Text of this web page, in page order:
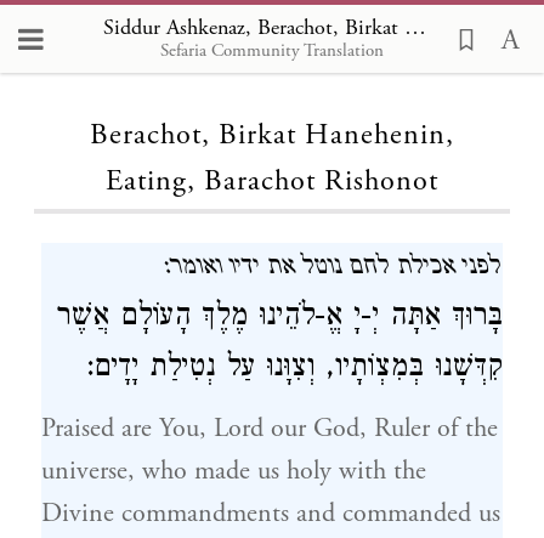
Siddur Ashkenaz, Berachot, Birkat Hanehenin, Eating, Barachot Rishonot 1-7
Sefaria Community Translation
Loading...
Berachot, Birkat Hanehenin,
Eating, Barachot Rishonot
לפני אכילת לחם נוטל את ידיו ואומר:
בָּרוּךְ אַתָּה יְ‑יָ אֱ‑לֹהֵינוּ מֶלֶךְ הָעוֹלָם אֲשֶׁר
קִדְּשָׁנוּ בְּמִצְוֹתָיו, וְצִוָּנוּ עַל נְטִילַת יָדָים:
Praised are You, Lord our God, Ruler of the
universe, who made us holy with the
Divine commandments and commanded us